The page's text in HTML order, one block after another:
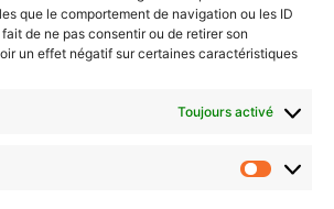
que le comportement de navigation ou les ID
de ne pas consentir ou de retirer son
un effet négatif sur certaines caractéristiques
Toujours activé
charte éthique pour l’IA
organisation : dépasser la
une vraie stratégie